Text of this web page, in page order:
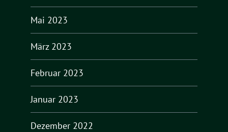
Mai 2023
März 2023
Februar 2023
Januar 2023
Dezember 2022